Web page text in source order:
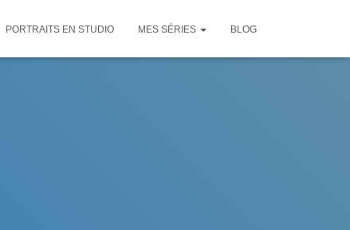
PORTRAITS EN STUDIO MES SÉRIES BLOG